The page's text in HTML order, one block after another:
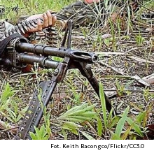
Fot. Keith Bacongco/Flickr/CC3.0